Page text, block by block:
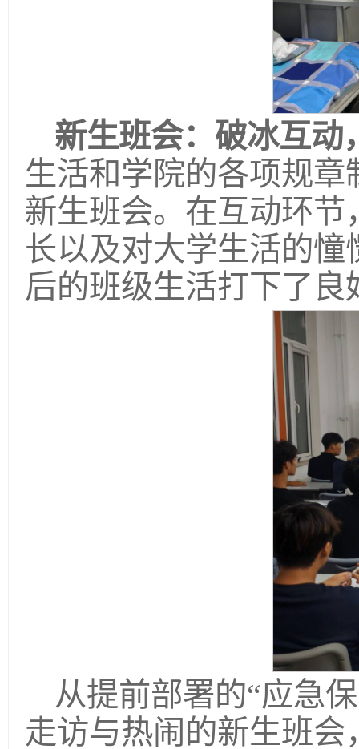
新生班会：破冰互动
生活和学院的各项规
新生班会。在互动环
长以及对大学生活的
后的班级生活打下了良
从提前部署的“应急
走访与热闹的新生班